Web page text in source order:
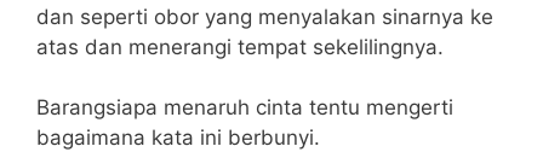
dan seperti obor yang menyalakan sinarnya ke
atas dan menerangi tempat sekelilingnya.
Barangsiapa menaruh cinta tentu mengerti
bagaimana kata ini berbunyi.